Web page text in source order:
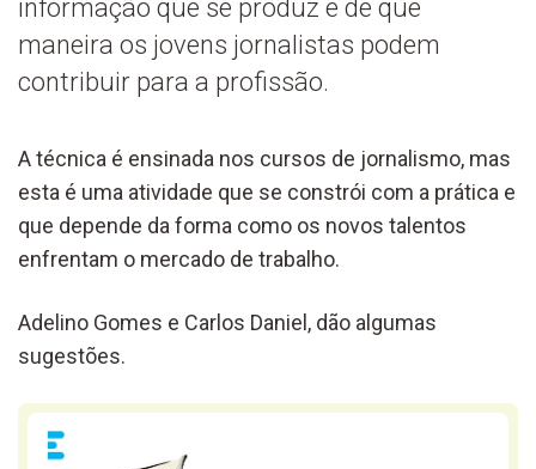
informação que se produz e de que
maneira os jovens jornalistas podem
contribuir para a profissão.
A técnica é ensinada nos cursos de jornalismo, mas
esta é uma atividade que se constrói com a prática e
que depende da forma como os novos talentos
enfrentam o mercado de trabalho.
Adelino Gomes e Carlos Daniel, dão algumas
sugestões.